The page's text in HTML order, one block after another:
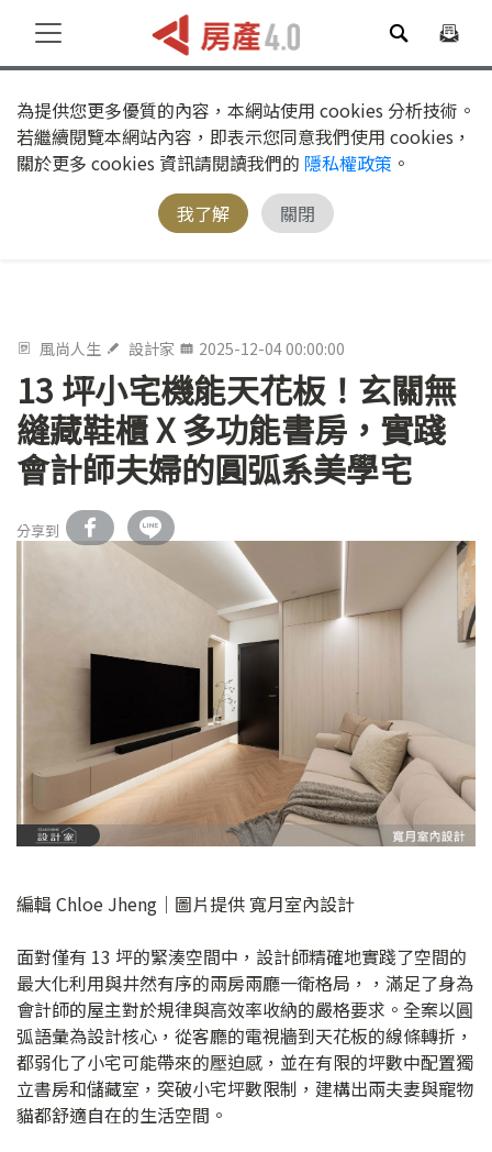
為提供您更多優質的內容，本網站使用 cookies 分析技術。
若繼續閱覽本網站內容，即表示您同意我們使用 cookies，
關於更多 cookies 資訊請閱讀我們的 隱私權政策 。
我了解
關閉
風尚人生 設計家 2025-12-04 00:00:00
13 坪小宅機能天花板！玄關無
縫藏鞋櫃 X 多功能書房，實踐
會計師夫婦的圓弧系美學宅
分享到
編輯 Chloe Jheng｜圖片提供 寬月室內設計
面對僅有 13 坪的緊湊空間中，設計師精確地實踐了空間的
最大化利用與井然有序的兩房兩廳一衛格局，，滿足了身為
會計師的屋主對於規律與高效率收納的嚴格要求。全案以圓
弧語彙為設計核心，從客廳的電視牆到天花板的線條轉折，
都弱化了小宅可能帶來的壓迫感，並在有限的坪數中配置獨
立書房和儲藏室，突破小宅坪數限制，建構出兩夫妻與寵物
貓都舒適自在的生活空間。